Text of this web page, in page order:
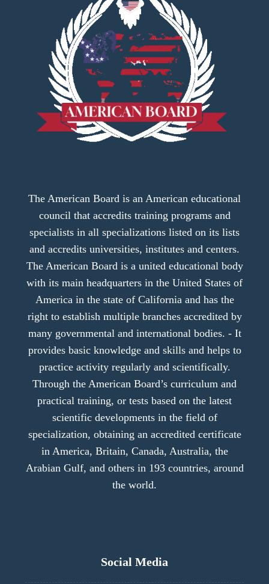
The American Board is an American educational
council that accredits training programs and
specialists in all specializations listed on its lists
and accredits universities, institutes and centers.
The American Board is a united educational body
with its main headquarters in the United States of
America in the state of California and has the
right to establish multiple branches accredited by
many governmental and international bodies. - It
provides basic knowledge and skills and helps to
practice activity regularly and scientifically.
Through the American Board’s curriculum and
practical training, or tests based on the latest
scientific developments in the field of
specialization, obtaining an accredited certificate
in America, Britain, Canada, Australia, the
Arabian Gulf, and others in 193 countries, around
the world.
Social Media